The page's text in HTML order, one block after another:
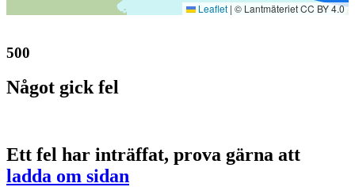
Leaflet | © Lantmäteriet CC BY 4.0
500
Något gick fel
Ett fel har inträffat, prova gärna att
ladda om sidan